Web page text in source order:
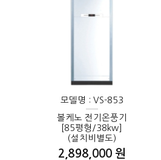
모델명 : VS-853
볼케노 전기온풍기
[85평형/38kw]
(설치비별도)
2,898,000 원